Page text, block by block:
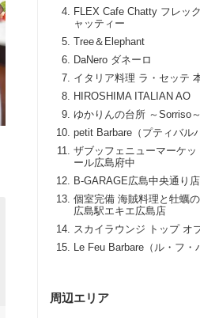
FLEX Cafe Chatty フレッ
ャッティー
Tree＆Elephant
DaNero ダネーロ
イタリア料理 ラ・セッテ
HIROSHIMA ITALIAN AO
ゆかりんの台所 ～Sorriso～
petit Barbare（プティバル
ザブッフェニューマーケッ
ール広島府中
B‐GARAGE広島中央通り店
個室完備 海賊料理と牡蠣
広島駅エキエ広島店
スカイラウンジ トップ オ
Le Feu Barbare（ル・フ・
周辺エリア